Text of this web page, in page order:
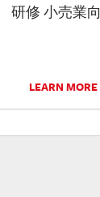
研修 小売業
LEARN MORE